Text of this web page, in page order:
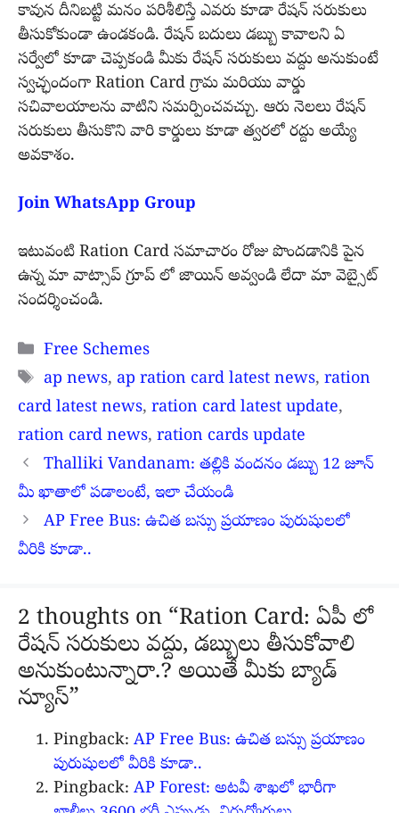
కావున దీనిబట్టి మనం పరిశీలిస్తే ఎవరు కూడా రేషన్ సరుకులు
తీసుకోకుండా ఉండకండి. రేషన్ బదులు డబ్బు కావాలని ఏ
సర్వేలో కూడా చెప్పకండి మీకు రేషన్ సరుకులు వద్దు అనుకుంటే
స్వచ్ఛందంగా Ration Card గ్రామ మరియు వార్డు
సచివాలయాలను వాటిని సమర్పించవచ్చు. ఆరు నెలలు రేషన్
సరుకులు తీసుకొని వారి కార్డులు కూడా త్వరలో రద్దు అయ్యే
అవకాశం.
Join WhatsApp Group
ఇటువంటి Ration Card సమాచారం రోజు పొందడానికి పైన
ఉన్న మా వాట్సాప్ గ్రూప్ లో జాయిన్ అవ్వండి లేదా మా వెబ్సైట్
సందర్శించండి.
Categories
Free Schemes
Tags
ap news, ap ration card latest news, ration
card latest news, ration card latest update,
ration card news, ration cards update
Thalliki Vandanam: తల్లికి వందనం డబ్బు 12 జూన్
మీ ఖాతాలో పడాలంటే, ఇలా చేయండి
AP Free Bus: ఉచిత బస్సు ప్రయాణం పురుషులలో
వీరికి కూడా..
2 thoughts on “Ration Card: ఏపీ లో
రేషన్ సరుకులు వద్దు, డబ్బులు తీసుకోవాలి
అనుకుంటున్నారా.? అయితే మీకు బ్యాడ్
న్యూస్”
Pingback: AP Free Bus: ఉచిత బస్సు ప్రయాణం
పురుషులలో వీరికి కూడా..
Pingback: AP Forest: అటవీ శాఖలో భారీగా